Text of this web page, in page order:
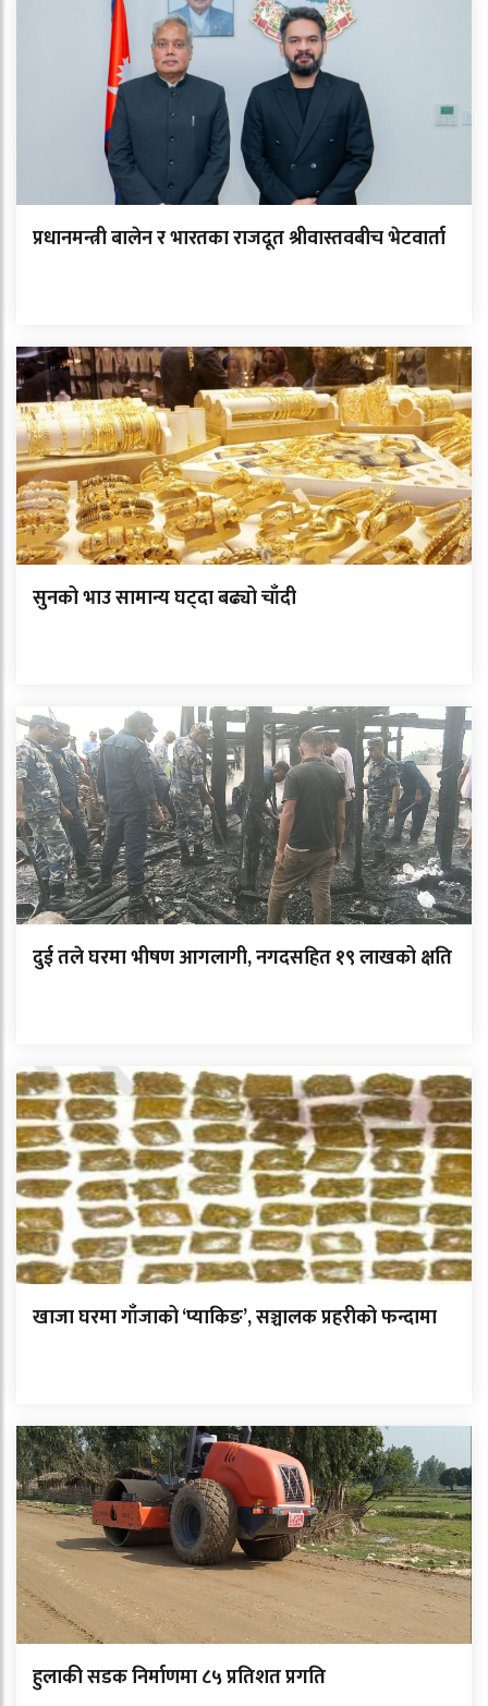
प्रधानमन्त्री बालेन र भारतका राजदूत श्रीवास्तवबीच भेटवार्ता
सुनको भाउ सामान्य घट्दा बढ्यो चाँदी
दुई तले घरमा भीषण आगलागी, नगदसहित १९ लाखको क्षति
खाजा घरमा गाँजाको ‘प्याकिङ’, सञ्चालक प्रहरीको फन्दामा
हुलाकी सडक निर्माणमा ८५ प्रतिशत प्रगति